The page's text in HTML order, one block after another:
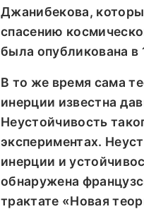
Джанибекова,
спасению
была опубликована в
В то же время сама
инерции известна
Неустойчивость
экспериментах.
инерции и
обнаружена
трактате «Новая